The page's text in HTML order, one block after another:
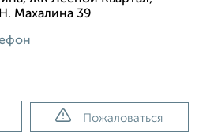
Махалина 39
Пожаловаться